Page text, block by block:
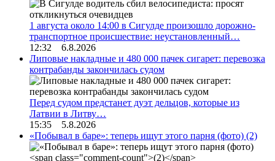
1 августа около 14:00 в Сигулде произошло дорожно-
транспортное происшествие: неустановленный…
12:32 6.8.2026
Липовые накладные и 480 000 пачек сигарет: перевозка
контрабанды закончилась судом
Перед судом предстанет дуэт дельцов, которые из
Латвии в Литву…
15:35 5.8.2026
«Побывал в баре»: теперь ищут этого парня (фото) (2)